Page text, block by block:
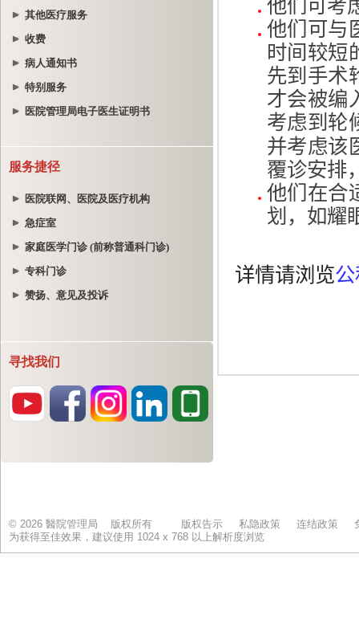
其他医疗服务
收费
病人通知书
特别服务
医院管理局电子医生证明书
服务捷径
医院联网、医院及医疗机构
急症室
家庭医学门诊 (前称普通科门诊)
专科门诊
赞扬、意见及投诉
寻找我们
© 2026 醫院管理局 版权所有 版权告示 私隐政策 连结政策
为获得至佳效果，建议使用 1024 x 768 以上解析度浏览